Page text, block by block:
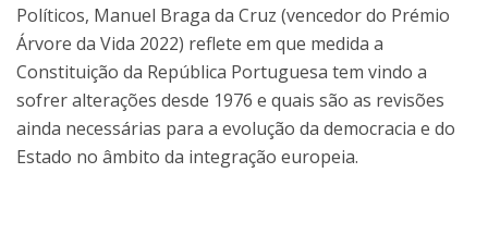
Políticos, Manuel Braga da Cruz (vencedor do Prémio
Árvore da Vida 2022) reflete em que medida a
Constituição da República Portuguesa tem vindo a
sofrer alterações desde 1976 e quais são as revisões
ainda necessárias para a evolução da democracia e do
Estado no âmbito da integração europeia.